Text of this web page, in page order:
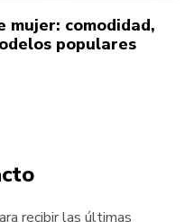
mujer: comodidad,
populares
recibir las últimas